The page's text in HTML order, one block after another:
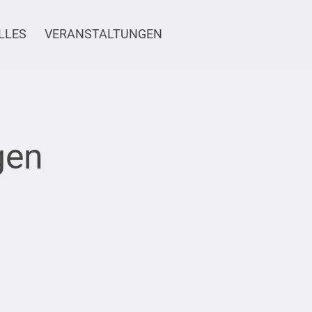
VERANSTALTUNGEN